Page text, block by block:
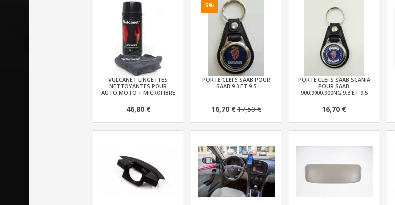
VULCANET LINGETTES
NETTOYANTES POUR
AUTO,MOTO + MICROFIBRE
46,80 €
5%
PORTE CLEFS SAAB POUR
SAAB 9.3 ET 9.5
16,70 €17,50 €
PORTE CLEFS SAAB SCANIA
POUR SAAB
900,9000,900NG,9.3 ET 9.5
16,70 €